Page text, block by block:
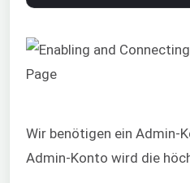
Wir benötigen ein Admin-
Admin-Konto wird die